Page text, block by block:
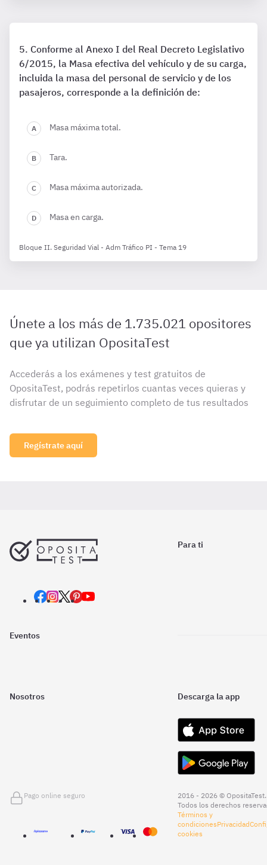
Conforme al Anexo I del Real Decreto Legislativo
6/2015, la Masa efectiva del vehículo y de su carga,
incluida la masa del personal de servicio y de los
pasajeros, corresponde a la definición de:
Masa máxima total.
Tara.
Masa máxima autorizada.
Masa en carga.
Bloque II. Seguridad Vial - Adm Tráfico PI - Tema 19
Únete a los más de 1.735.021 opositores
que ya utilizan OpositaTest
Accederás a los exámenes y test gratuitos de
OpositaTest, podrás repetirlos cuantas veces quieras y
disfrutar de un seguimiento completo de tus resultados
Regístrate aquí
Para ti
Eventos
Nosotros Descarga la app
Pago online seguro
2016 - 2026 © OpositaTest.
Todos los derechos
Términos y
condicionesPrivacidad
cookies